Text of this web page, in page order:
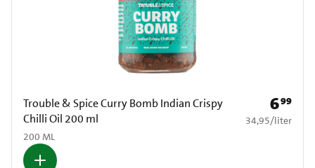
Trouble & Spice Curry Bomb Indian Crispy
Chilli Oil 200 ml
200 ML
Prijs: €
699
€ 34,95 per liter
34,95/liter